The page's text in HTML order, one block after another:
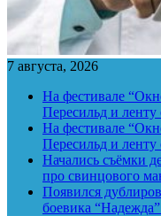
7 августа, 2026
На фестивале
Пересильд и
На фестивале
Пересильд и
Начались съёмки
про свинцового
Появился
боевика